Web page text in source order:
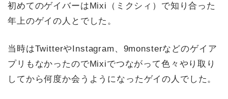
初めてのゲイバーはMixi（ミクシィ）で知り合った
年上のゲイの人とでした。
当時はTwitterやInstagram、9monsterなどのゲイア
プリもなかったのでMixiでつながって色々やり取り
してから何度か会うようになったゲイの人でした。